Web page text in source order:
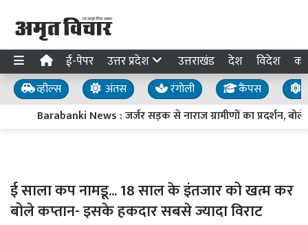
ई-पेपर उत्तर प्रदेश उत्तराखंड देश विदेश
व्हील्स अंतस रंगोली कैंपस
Barabanki News : जर्जर सड़क से नाराज ग्रामीणों का प्रदर्शन, बोले-
ई साला कप नामडू... 18 साल के इंतजार को खत्म कर
बोले कप्तान- इसके हकदार सबसे ज्यादा विराट